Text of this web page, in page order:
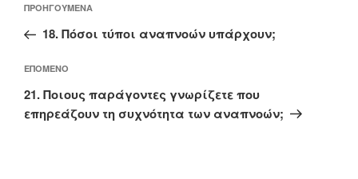
άρθρων
Προηγούμενο
άρθρο
ΠΡΟΗΓΟΎΜΕΝΑ
18. Πόσοι τύποι αναπνοών υπάρχουν;
Επόμενο
άρθρο
ΕΠΌΜΕΝΟ
21. Ποιους παράγοντες γνωρίζετε που
επηρεάζουν τη συχνότητα των αναπνοών;